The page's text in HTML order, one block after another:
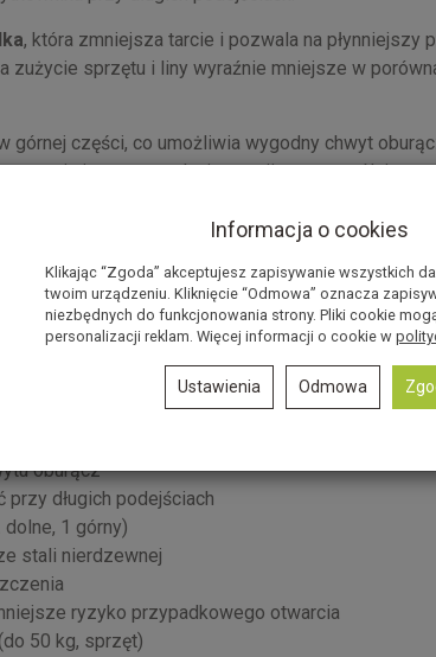
, która zmniejsza tarcie i pozwala na płynniejszy
zużycie sprzętu i liny wyraźnie mniejsze w
górnej części, co umożliwia wygodny chwyt
ją w optymalnej pozycji – szczególnie
i pracy w trudnych warunkach – od otworów
mechanizm otwierania.
płynniej i z większą kontrolą.
mniejsze tarcie
oburącz
długich podejściach
1 górny)
stali nierdzewnej
ryzyko przypadkowego otwarcia
50 kg, sprzęt)
Informacja o cookies
Klikając “Zgoda” akceptujesz zapisywanie wszystkich
twoim urządzeniu. Kliknięcie “Odmowa” oznacza
niezbędnych do funkcjonowania strony. Pliki cookie
personalizacji reklam. Więcej informacji o cookie w
Ustawienia Odmowa